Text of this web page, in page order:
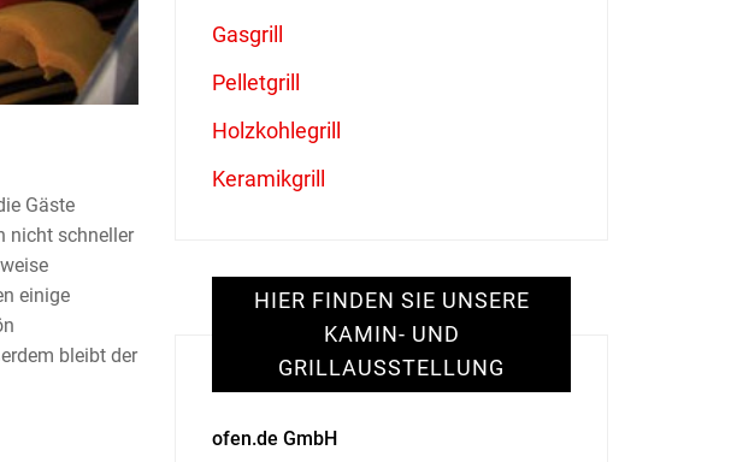
Gäste
nicht schneller
einige
bleibt der
Gasgrill
Pelletgrill
Holzkohlegrill
Keramikgrill
HIER FINDEN SIE UNSERE
KAMIN- UND
GRILLAUSSTELLUNG
ofen.de GmbH